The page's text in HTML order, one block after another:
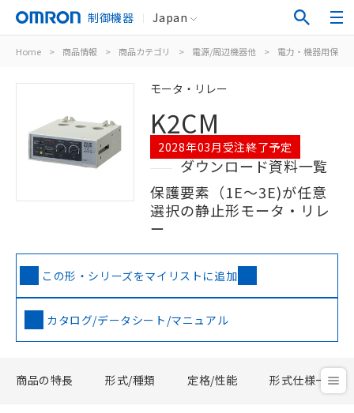
制御機器 Japan
Home > 商品情報 > 商品カテゴリ > 電源/周辺機器他 > 電力・機器用保護
モータ・リレー
K2CM
2028年03月受注終了予定
ダウンロード資料一覧
保護要素（1E～3E)が任意
選択の静止形モータ・リレ
ー
この形・シリーズをマイリストに追加
カタログ/データシート/マニュアル
商品の特長 形式/種類 定格/性能 形式仕様一覧